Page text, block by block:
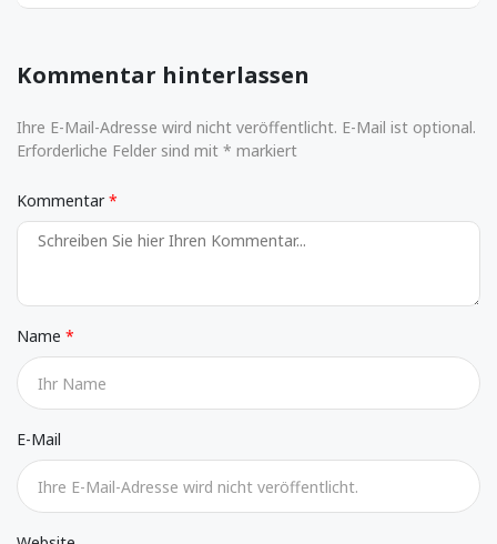
Kommentar hinterlassen
Ihre E-Mail-Adresse wird nicht veröffentlicht. E-Mail ist optional.
Erforderliche Felder sind mit * markiert
Kommentar
Name
E-Mail